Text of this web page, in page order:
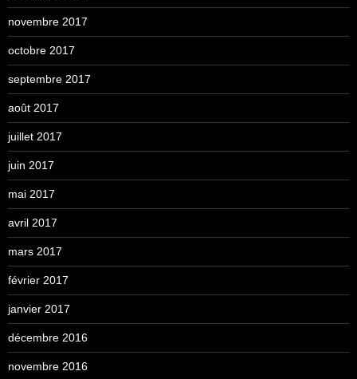
novembre 2017
octobre 2017
septembre 2017
août 2017
juillet 2017
juin 2017
mai 2017
avril 2017
mars 2017
février 2017
janvier 2017
décembre 2016
novembre 2016